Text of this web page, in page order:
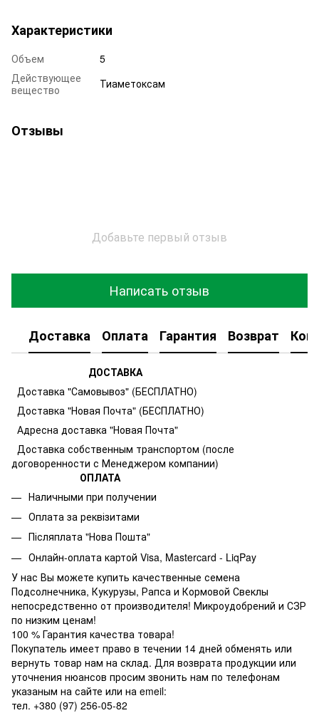
Характеристики
Объем
5
Действующее
вещество
Тиаметоксам
Отзывы
Добавьте первый отзыв
Написать отзыв
Доставка Оплата Гарантия Возврат
ДОСТАВКА
Доставка "Самовывоз" (БЕСПЛАТНО)
Доставка "Новая Почта" (БЕСПЛАТНО)
Адресна доставка "Новая Почта"
Доставка собственным транспортом (после
договоренности с Менеджером компании)
ОПЛАТА
Наличными при получении
Оплата за реквізитами
Післяплата "Нова Пошта"
Онлайн-оплата картой Visa, Mastercard - LiqPay
У нас Вы можете купить качественные семена
Подсолнечника, Кукурузы, Рапса и Кормовой Свеклы
непосредственно от производителя! Микроудобрений и СЗР
по низким ценам!
100 % Гарантия качества товара!
Покупатель имеет право в течении 14 дней обменять или
вернуть товар нам на склад. Для возврата продукции или
уточнения нюансов просим звонить нам по телефонам
указаным на сайте или на emeil:
тел. +380 (97) 256-05-82